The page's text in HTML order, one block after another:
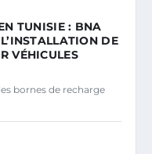
TUNISIE : BNA
DE
VÉHICULES
bornes de recharge